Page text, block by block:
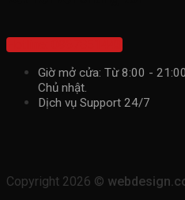
Giờ mở cửa: Từ 8:00 -
Chủ nhật.
Dịch vụ Support 24/7
Copyright 2026 ©